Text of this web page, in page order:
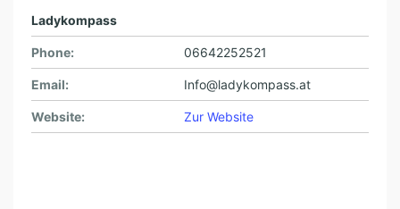
Ladykompass
Phone: 06642252521
Email: Info@ladykompass.at
Website: Zur Website